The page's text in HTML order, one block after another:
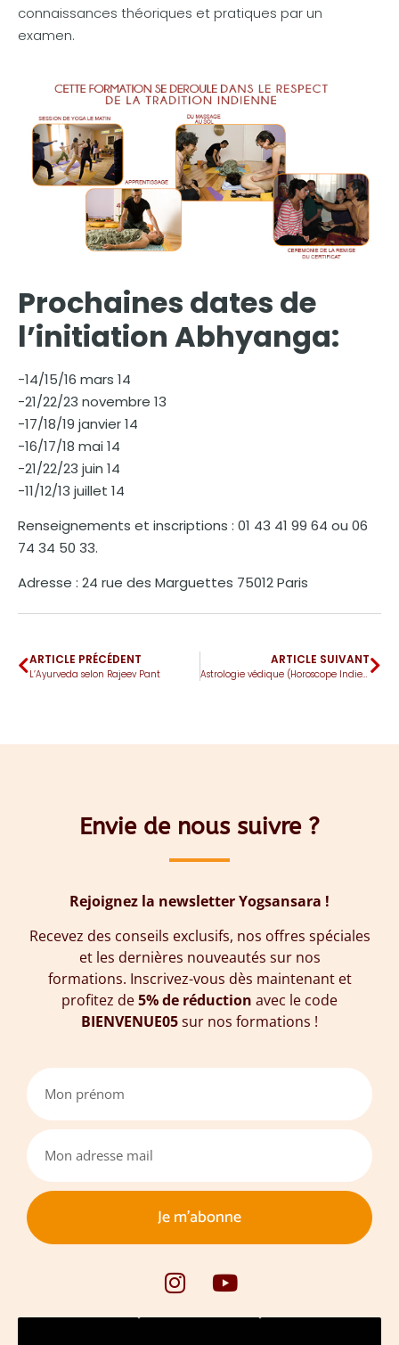
connaissances théoriques et pratiques par un
examen.
Prochaines dates de
l’initiation Abhyanga:
-14/15/16 mars 14
-21/22/23 novembre 13
-17/18/19 janvier 14
-16/17/18 mai 14
-21/22/23 juin 14
-11/12/13 juillet 14
Renseignements et inscriptions : 01 43 41 99 64 ou 06
74 34 50 33.
Adresse : 24 rue des Marguettes 75012 Paris
ARTICLE PRÉCÉDENT
L’Ayurveda selon Rajeev Pant
ARTICLE SUIVANT
Astrologie védique (Horoscope Indien)
Envie de nous suivre ?
Rejoignez la newsletter Yogsansara !
Recevez des conseils exclusifs, nos offres spéciales
et les dernières nouveautés sur nos
formations. Inscrivez-vous dès maintenant et
profitez de5% de réduction avec le code
BIENVENUE05sur nos formations !
Je m'abonne